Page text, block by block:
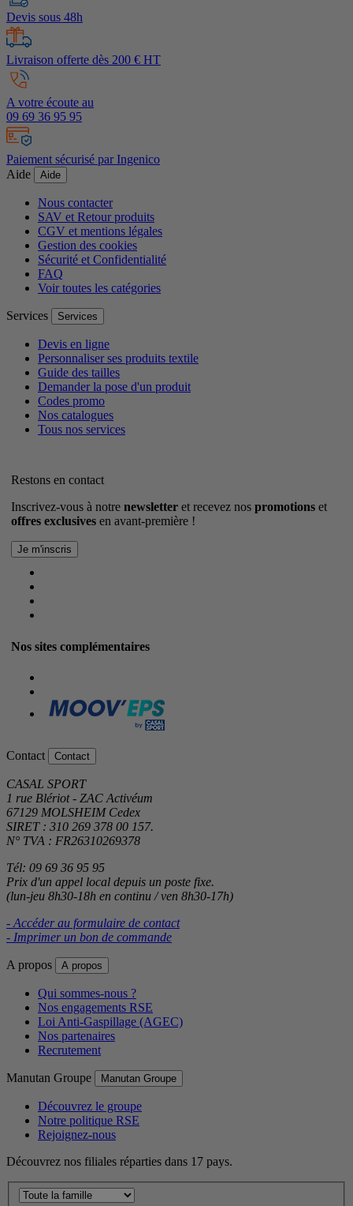
Devis sous 48h
Livraison offerte dès 200 € HT
A votre écoute au
09 69 36 95 95
Paiement sécurisé par Ingenico
Aide
Aide
Nous contacter
SAV et Retour produits
CGV et mentions légales
Gestion des cookies
Sécurité et Confidentialité
FAQ
Voir toutes les catégories
Services Services
Devis en ligne
Personnaliser ses produits textile
Guide des tailles
Demander la pose d'un produit
Codes promo
Nos catalogues
Tous nos services
Restons en contact
Inscrivez-vous à notre newsletter et recevez nos promotions et
offres exclusives en avant-première !
Nos sites complémentaires
Contact Contact
CASAL SPORT
1 rue Blériot - ZAC Activéum
67129 MOLSHEIM Cedex
SIRET : 310 269 378 00 157.
N° TVA : FR26310269378
Tél: 09 69 36 95 95
Prix d'un appel local depuis un poste fixe.
(lun-jeu 8h30-18h en continu / ven 8h30-17h)
- Accéder au formulaire de contact
- Imprimer un bon de commande
A propos A propos
Qui sommes-nous ?
Nos engagements RSE
Loi Anti-Gaspillage (AGEC)
Nos partenaires
Recrutement
Manutan Groupe Manutan Groupe
Découvrez le groupe
Notre politique RSE
Rejoignez-nous
Découvrez nos filiales réparties dans 17 pays.